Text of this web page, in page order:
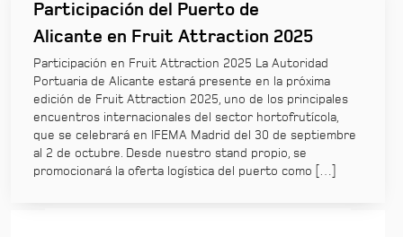
Participación del Puerto de
Alicante en Fruit Attraction 2025
Participación en Fruit Attraction 2025 La Autoridad
Portuaria de Alicante estará presente en la próxima
edición de Fruit Attraction 2025, uno de los principales
encuentros internacionales del sector hortofrutícola,
que se celebrará en IFEMA Madrid del 30 de septiembre
al 2 de octubre. Desde nuestro stand propio, se
promocionará la oferta logística del puerto como […]